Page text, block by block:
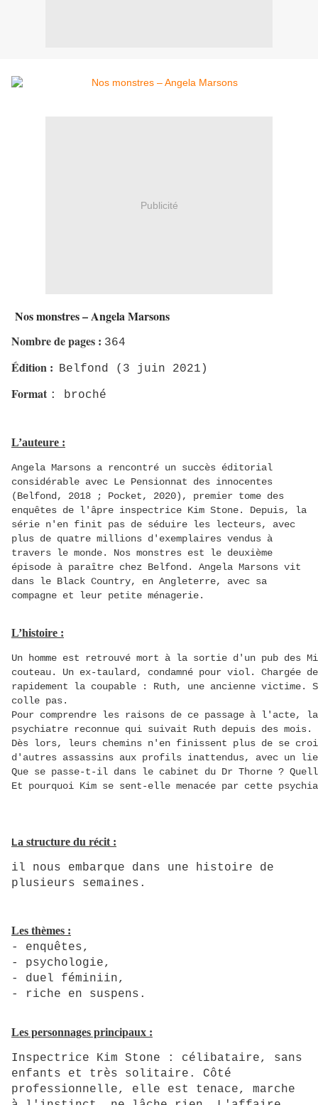
Publicité
Nos monstres – Angela Marsons
Nombre de pages : 364
Édition : Belfond (3 juin 2021)
Format : broché
L’auteure :
Angela Marsons a rencontré un succès éditorial
considérable avec Le Pensionnat des innocentes
(Belfond, 2018 ; Pocket, 2020), premier tome des
enquêtes de l'âpre inspectrice Kim Stone. Depuis, la
série n'en finit pas de séduire les lecteurs, avec
plus de quatre millions d'exemplaires vendus à
travers le monde. Nos monstres est le deuxième
épisode à paraître chez Belfond. Angela Marsons vit
dans le Black Country, en Angleterre, avec sa
compagne et leur petite ménagerie.
L’histoire :
Un homme est retrouvé mort à la sortie d'un pub des
couteau. Un ex-taulard, condamné pour viol.
rapidement la coupable : Ruth, une ancienne victime.
colle pas.
Pour comprendre les raisons de ce passage à l'acte,
psychiatre reconnue qui suivait Ruth depuis des mois.
Dès lors, leurs chemins n'en finissent plus de se
d'autres assassins aux profils inattendus, avec un
Que se passe-t-il dans le cabinet du Dr Thorne ?
Et pourquoi Kim se sent-elle menacée par cette
La structure du récit :
il nous embarque dans une histoire de
plusieurs semaines.
Les thèmes :
- enquêtes,
- psychologie,
- duel féminiin,
-
riche en suspens.
Les personnages principaux :
Inspectrice Kim Stone : célibataire, sans
enfants et très solitaire. Côté
professionnelle, elle est tenace, marche